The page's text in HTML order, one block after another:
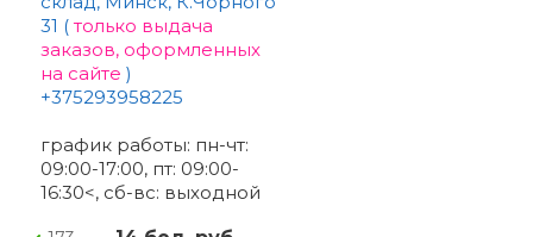
31 (только выдача
заказов, оформленных
на сайте )
+375293958225
график работы: пн-чт:
09:00-17:00, пт: 09:00-
16:30<, сб-вс: выходной